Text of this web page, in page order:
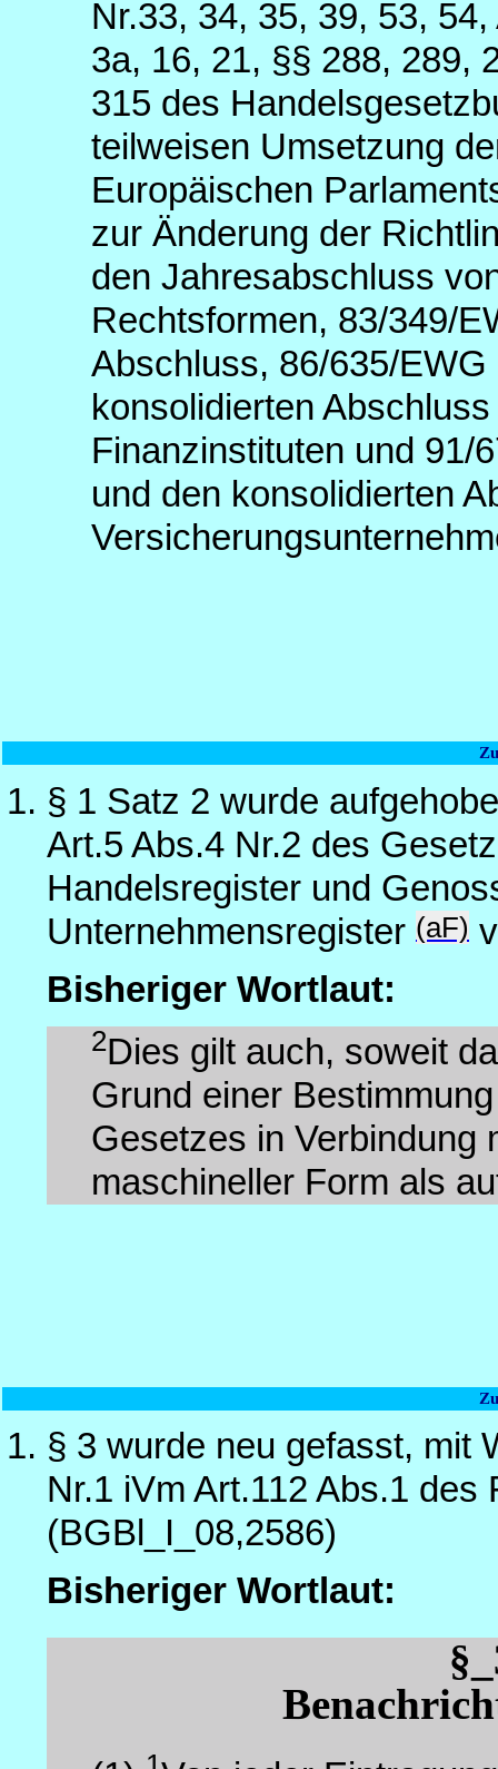
Nr.33, 34, 35, 39, 53,
3a, 16, 21, §§ 288, 289,
315 des
teilweisen Umsetzung
Europäischen
zur Änderung der
den Jahresabschluss
Rechtsformen, 83/349/
Abschluss, 86/635/
konsolidierten
Finanzinstituten und 91/
und den konsolidierten
§ 1 Satz 2 wurde
Art.5 Abs.4 Nr.2 des
Handelsregister und
Unternehmensregister (aF)
Bisheriger Wortlaut:
2Dies gilt auch, soweit
Grund einer
Gesetzes in Verbindung
maschineller Form als
§ 3 wurde neu gefasst, mit
Nr.1 iVm Art.112 Abs.1
(BGBl_I_08,2586)
Bisheriger Wortlaut: